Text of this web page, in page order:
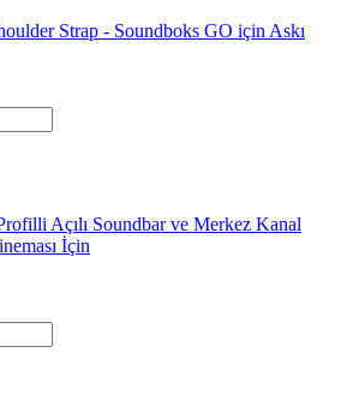
Strap - Soundboks GO için Askı
Açılı Soundbar ve Merkez Kanal
İçin